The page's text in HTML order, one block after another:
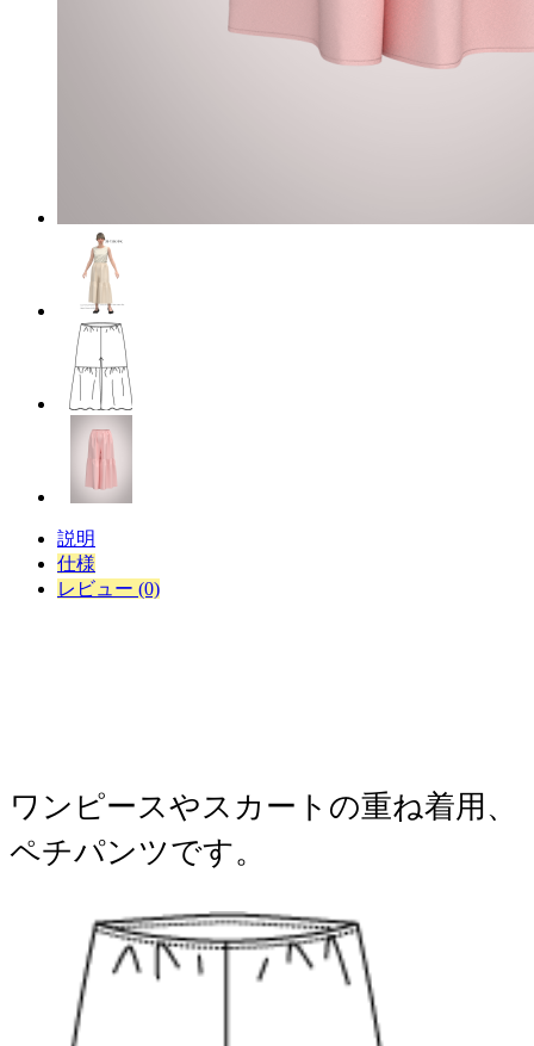
説明
仕様
レビュー (0)
​ワンピースやスカートの重ね着用、
ペチパンツです。